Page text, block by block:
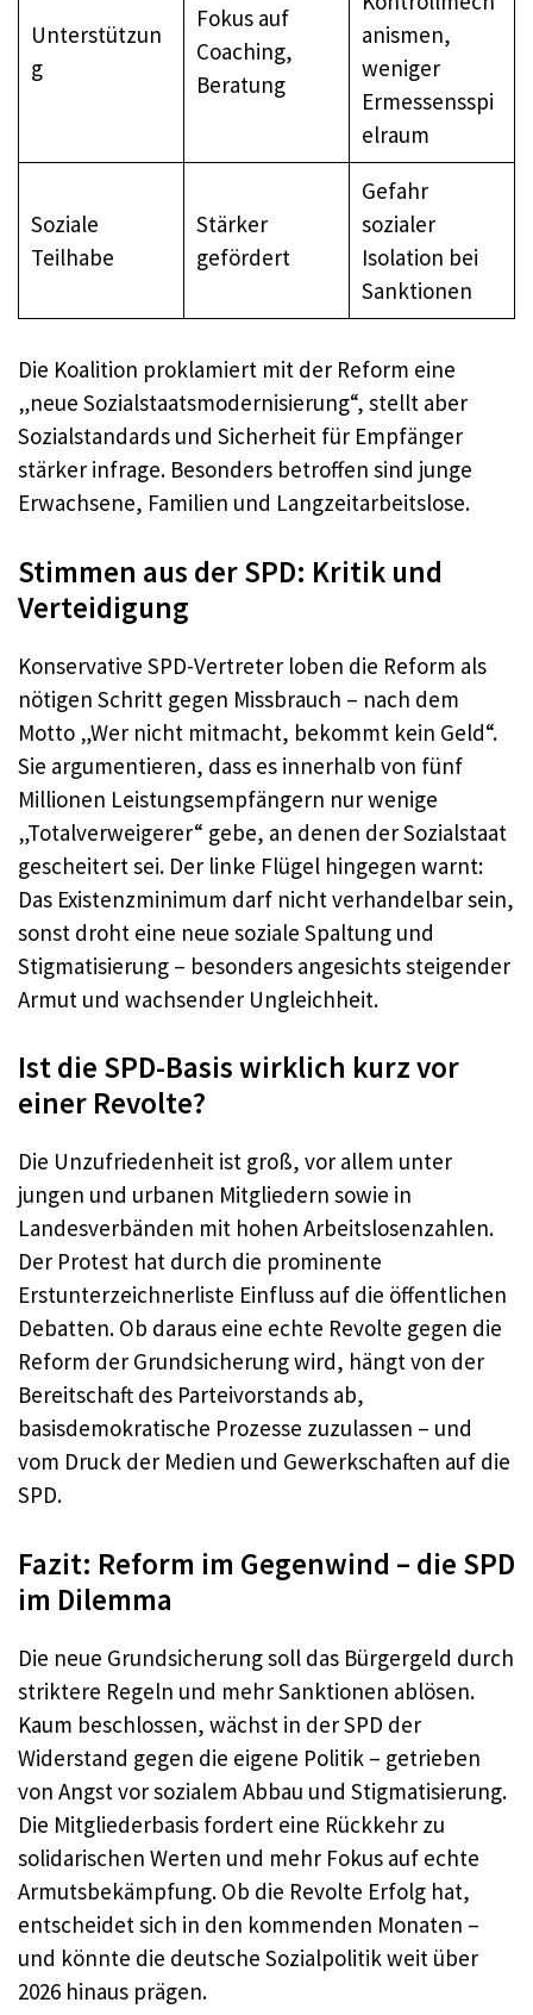
Unterstützun
g
Fokus auf
Coaching,
Beratung
anismen,
weniger
Ermessensspi
elraum
Soziale
Teilhabe
Stärker
gefördert
Gefahr
sozialer
Isolation bei
Sanktionen
Die Koalition proklamiert mit der Reform eine
„neue Sozialstaatsmodernisierung“, stellt aber
Sozialstandards und Sicherheit für Empfänger
stärker infrage. Besonders betroffen sind junge
Erwachsene, Familien und Langzeitarbeitslose.
Stimmen aus der SPD: Kritik und
Verteidigung
Konservative SPD-Vertreter loben die Reform als
nötigen Schritt gegen Missbrauch – nach dem
Motto „Wer nicht mitmacht, bekommt kein Geld“.
Sie argumentieren, dass es innerhalb von fünf
Millionen Leistungsempfängern nur wenige
„Totalverweigerer“ gebe, an denen der Sozialstaat
gescheitert sei. Der linke Flügel hingegen warnt:
Das Existenzminimum darf nicht verhandelbar sein,
sonst droht eine neue soziale Spaltung und
Stigmatisierung – besonders angesichts steigender
Armut und wachsender Ungleichheit.​
Ist die SPD-Basis wirklich kurz vor
einer Revolte?
Die Unzufriedenheit ist groß, vor allem unter
jungen und urbanen Mitgliedern sowie in
Landesverbänden mit hohen Arbeitslosenzahlen.
Der Protest hat durch die prominente
Erstunterzeichnerliste Einfluss auf die öffentlichen
Debatten. Ob daraus eine echte Revolte gegen die
Reform der Grundsicherung wird, hängt von der
Bereitschaft des Parteivorstands ab,
basisdemokratische Prozesse zuzulassen – und
vom Druck der Medien und Gewerkschaften auf die
SPD.
Fazit: Reform im Gegenwind – die SPD
im Dilemma
Die neue Grundsicherung soll das Bürgergeld durch
striktere Regeln und mehr Sanktionen ablösen.
Kaum beschlossen, wächst in der SPD der
Widerstand gegen die eigene Politik – getrieben
von Angst vor sozialem Abbau und Stigmatisierung.
Die Mitgliederbasis fordert eine Rückkehr zu
solidarischen Werten und mehr Fokus auf echte
Armutsbekämpfung. Ob die Revolte Erfolg hat,
entscheidet sich in den kommenden Monaten –
und könnte die deutsche Sozialpolitik weit über
2026 hinaus prägen.